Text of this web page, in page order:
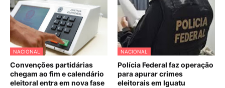
NACIONAL
Convenções partidárias
chegam ao fim e calendário
eleitoral entra em nova fase
NACIONAL
Polícia Federal faz operação
para apurar crimes
eleitorais em Iguatu